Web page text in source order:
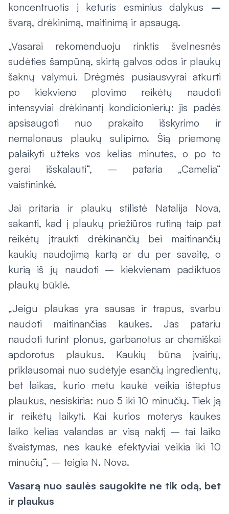
koncentruotis į keturis esminius dalykus –
švarą, drėkinimą, maitinimą ir apsaugą.
„Vasarai rekomenduoju rinktis švelnesnės
sudėties šampūną, skirtą galvos odos ir plaukų
šaknų valymui. Drėgmės pusiausvyrai atkurti
po kiekvieno plovimo reikėtų naudoti
intensyviai drėkinantį kondicionierių: jis padės
apsisaugoti nuo prakaito išskyrimo ir
nemalonaus plaukų sulipimo. Šią priemonę
palaikyti užteks vos kelias minutes, o po to
gerai išskalauti“, – pataria „Camelia“
vaistininkė.
Jai pritaria ir plaukų stilistė Natalija Nova,
sakanti, kad į plaukų priežiūros rutiną taip pat
reikėtų įtraukti drėkinančių bei maitinančių
kaukių naudojimą kartą ar du per savaitę, o
kurią iš jų naudoti – kiekvienam padiktuos
plaukų būklė.
„Jeigu plaukas yra sausas ir trapus, svarbu
naudoti maitinančias kaukes. Jas patariu
naudoti turint plonus, garbanotus ar chemiškai
apdorotus plaukus. Kaukių būna įvairių,
priklausomai nuo sudėtyje esančių ingredientų,
bet laikas, kurio metu kaukė veikia išteptus
plaukus, nesiskiria: nuo 5 iki 10 minučių. Tiek ją
ir reikėtų laikyti. Kai kurios moterys kaukes
laiko kelias valandas ar visą naktį – tai laiko
švaistymas, nes kaukė efektyviai veikia iki 10
minučių“, – teigia N. Nova.
Vasarą nuo saulės saugokite ne tik odą, bet
ir plaukus